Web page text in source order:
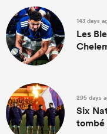
143 days
Les
295 days
Six
tombé